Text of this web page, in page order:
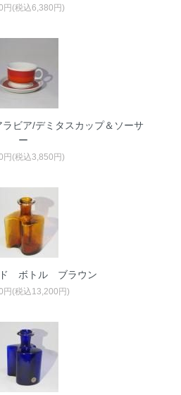
円(税込6,380円)
ラビア/デミタスカップ＆ソーサ
ー
円(税込3,850円)
ド ボトル ブラウン
円(税込13,200円)